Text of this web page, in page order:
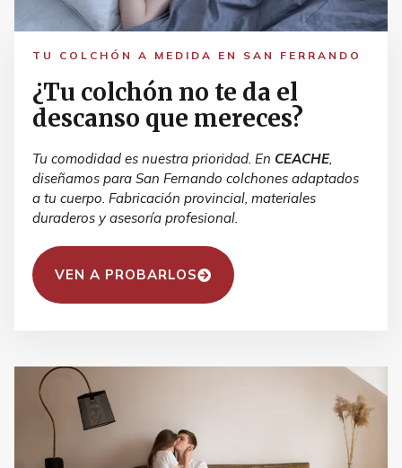
TU COLCHÓN A MEDIDA EN SAN FERRANDO
¿Tu colchón no te da el
descanso que mereces?
Tu comodidad es nuestra prioridad. En CEACHE,
diseñamos para San Fernando colchones adaptados
a tu cuerpo. Fabricación provincial, materiales
duraderos y asesoría profesional.
VEN A PROBARLOS